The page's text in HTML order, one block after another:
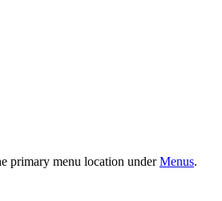
primary menu location underMenus.